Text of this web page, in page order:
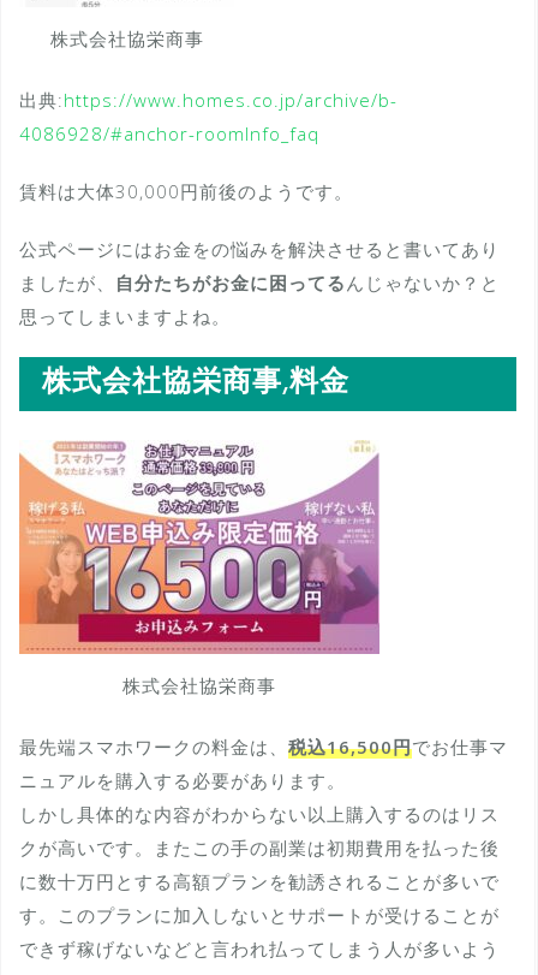
株式会社協栄商事
出典:https://www.homes.co.jp/archive/b-
4086928/#anchor-roomInfo_faq
賃料は大体30,000円前後のようです。
公式ページにはお金をの悩みを解決させると書いてあり
ましたが、 自分たちがお金に困ってる んじゃないか？と
思ってしまいますよね。
株式会社協栄商事,料金
株式会社協栄商事
最先端スマホワークの料金は、 税込16,500円でお仕事マ
ニュアルを購入する必要があります。
しかし具体的な内容がわからない以上購入するのはリス
クが高いです。またこの手の副業は初期費用を払った後
に数十万円とする高額プランを勧誘されることが多いで
す。このプランに加入しないとサポートが受けることが
できず稼げないなどと言われ払ってしまう人が多いよう